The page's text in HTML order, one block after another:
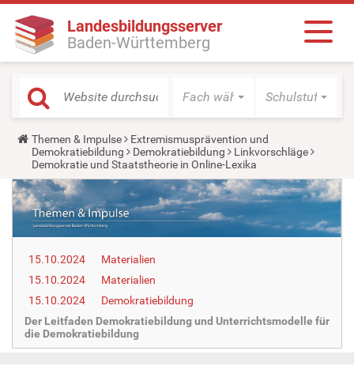
Landesbildungsserver
Baden-Württemberg
Fach wählen Schulstufe
Y
o
u
a
r
e
h
e
r
:
Themen & Impulse
Extremismusprävention und
Demokratiebildung
Demokratiebildung
Linkvorschläge
Demokratie und Staatstheorie in Online-Lexika
15.10.2024
Materialien
15.10.2024
Materialien
15.10.2024
Demokratiebildung
Der Leitfaden Demokratiebildung und Unterrichtsmodelle für
die Demokratiebildung